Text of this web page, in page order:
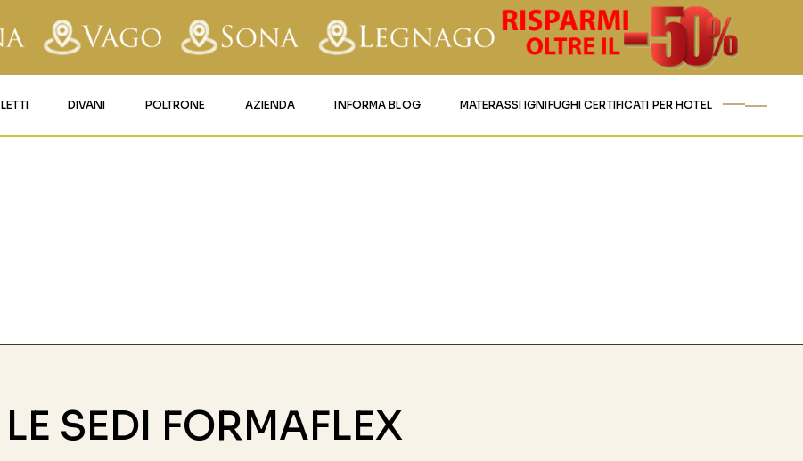
LETTI DIVANI POLTRONE AZIENDA INFORMA BLOG MATERASSI IGNIFUGHI CERTIFICATI PER HOTEL
LE SEDI FORMAFLEX